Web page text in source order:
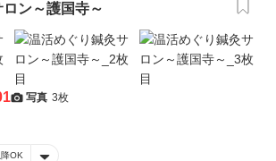
ン～護国寺～
写真 3枚
OK